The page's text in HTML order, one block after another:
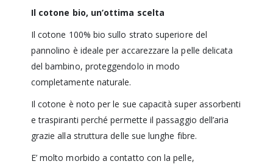
Il cotone bio, un’ottima scelta
Il cotone 100% bio sullo strato superiore del
pannolino è ideale per accarezzare la pelle delicata
del bambino, proteggendolo in modo
completamente naturale.
Il cotone è noto per le sue capacità super assorbenti
e traspiranti perché permette il passaggio dell’aria
grazie alla struttura delle sue lunghe fibre.
E’ molto morbido a contatto con la pelle,